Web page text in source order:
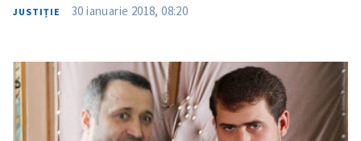
JUSTIȚIE 30 ianuarie 2018, 08:20